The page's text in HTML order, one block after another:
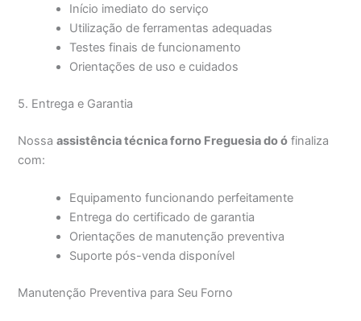
Início imediato do serviço
Utilização de ferramentas adequadas
Testes finais de funcionamento
Orientações de uso e cuidados
5. Entrega e Garantia
Nossaassistência técnica forno Freguesia do ó finaliza
com:
Equipamento funcionando perfeitamente
Entrega do certificado de garantia
Orientações de manutenção preventiva
Suporte pós-venda disponível
Manutenção Preventiva para Seu Forno